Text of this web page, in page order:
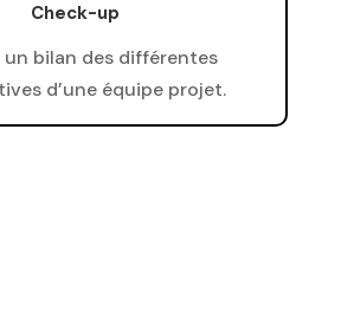
Check-up
un bilan des différentes
d’une équipe projet.